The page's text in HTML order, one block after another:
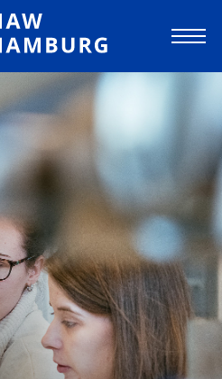
University of Applied